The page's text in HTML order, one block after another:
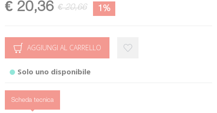
€ 20,36 € 20,66 1%
AGGIUNGI AL CARRELLO
Solo uno disponibile
Scheda tecnica